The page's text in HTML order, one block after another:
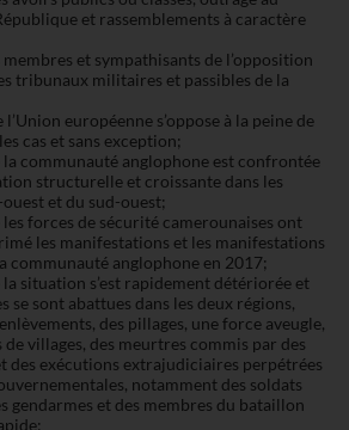
et rassemblements à caractère
et sympathisants de l’opposition
tribunaux militaires et passibles de la
européenne s’oppose à la peine de
cas et sans exception;
communauté anglophone est confrontée
structurelle et croissante dans les
et du sud-ouest;
forces de sécurité camerounaises ont
les manifestations et les manifestations
communauté anglophone en 2017;
situation s’est rapidement détériorée et
se sont abattues dans les deux régions,
des pillages, une force aveugle,
villages, des meurtres commis par des
des exécutions extrajudiciaires perpétrées
notamment des soldats
gendarmes et des membres du bataillon